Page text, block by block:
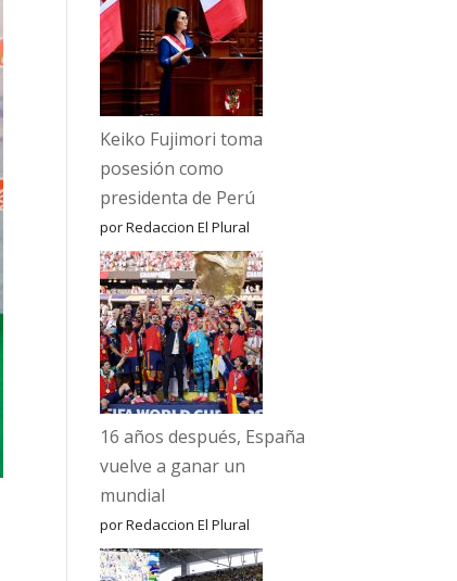
Keiko Fujimori toma
posesión como
presidenta de Perú
por Redaccion El Plural
16 años después, España
vuelve a ganar un
mundial
por Redaccion El Plural